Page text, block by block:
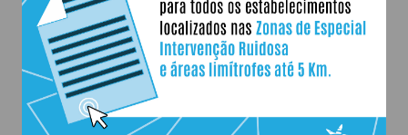
Navegação principal
Município
Viver